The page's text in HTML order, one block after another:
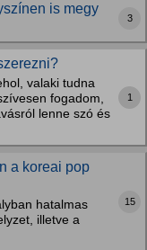
is megy
3
valaki tudna
fogadom,
lenne szó és
1
a koreai pop
hatalmas
illetve a
15